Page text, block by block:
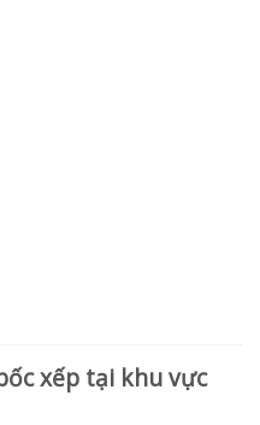
xếp tại khu vực